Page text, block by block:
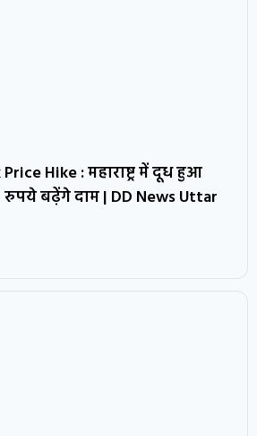
Hike : महाराष्ट्र में दूध हुआ
रुपये बढ़ेंगे दाम | DD News Uttar